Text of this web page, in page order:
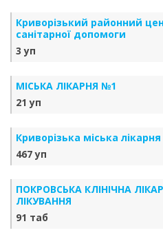
Криворізький районний
санітарної допомоги
3 уп
МІСЬКА ЛІКАРНЯ №1
21 уп
Криворізька міська
467 уп
ПОКРОВСЬКА КЛІНІЧНА
ЛІКУВАННЯ
91 таб